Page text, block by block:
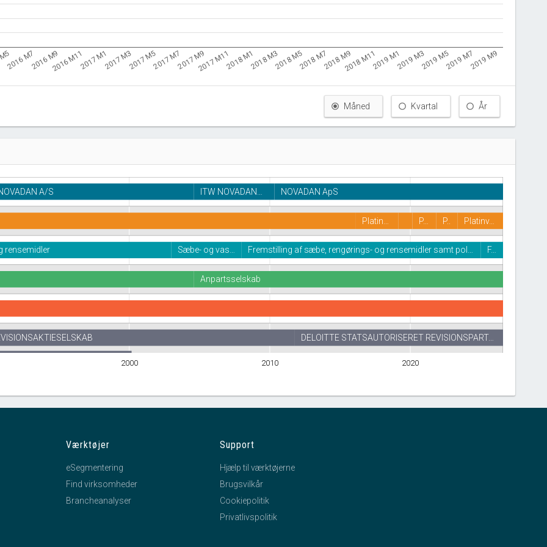
2016 M72016 M92016 M112017 M12017 M32017 M52017 M72017 M92017 M112018 M12018 M32018 M52018 M72018 M92018 M112019 M12019 M32019 M52019 M72019 M9
Måned Kvartal År
2000 2010 2020
A/S ITW NOVADAN… NOVADAN ApS
Platin… P… P.. Platinv…
rensemidler Sæbe- og vas… Fremstilling af sæbe, rengørings- og rensemidler samt pol… F…
Anpartsselskab
DELOITTE STATSAUTORISERET REVISIONSPART…
Værktøjer
eSegmentering
Find virksomheder
Brancheanalyser
Support
Hjælp til værktøjerne
Brugsvilkår
Cookiepolitik
Privatlivspolitik